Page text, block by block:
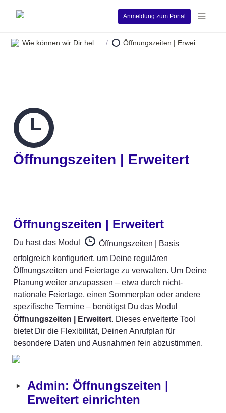
Anmeldung zum Portal
/
Öffnungszeiten | Erweitert
Öffnungszeiten | Erweitert
Du hast das Modul
Öffnungszeiten | Basis
erfolgreich konfiguriert, um Deine regulären
Öffnungszeiten und Feiertage zu verwalten. Um Deine
Planung weiter anzupassen – etwa durch nicht-
nationale Feiertage, einen Sommerplan oder andere
Öffnungszeiten | Erweitert. Dieses erweiterte Tool
bietet Dir die Flexibilität, Deinen Anrufplan für
besondere Daten und Ausnahmen fein abzustimmen.
‣ Admin: Öffnungszeiten |
Erweitert einrichten